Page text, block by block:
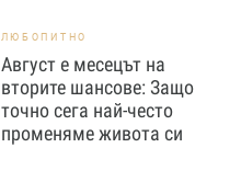
ЛЮБОПИТНО
Август е месецът на
вторите шансове: Защо
точно сега най-често
променяме живота си